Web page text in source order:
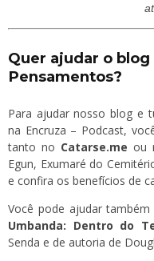
Quer ajudar o
Pensamentos?
Para ajudar nosso blog e
na Encruza – Podcast,
tanto no Catarse.me ou
Egun, Exumaré do
e confira os benefícios de
Você pode ajudar
Umbanda: Dentro do
Senda e de autoria de